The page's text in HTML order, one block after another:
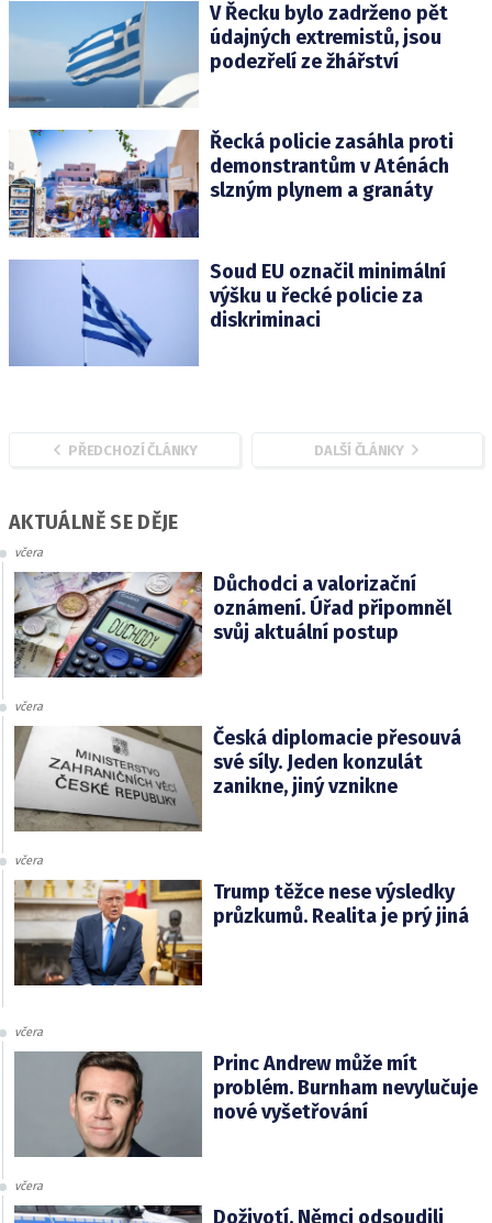
V Řecku bylo zadrženo pět
údajných extremistů, jsou
podezřelí ze žhářství
Řecká policie zasáhla proti
demonstrantům v Aténách
slzným plynem a granáty
Soud EU označil minimální
výšku u řecké policie za
diskriminaci
PŘEDCHOZÍ ČLÁNKY DALŠÍ ČLÁNKY
AKTUÁLNĚ SE DĚJE
včera
Důchodci a valorizační
oznámení. Úřad připomněl
svůj aktuální postup
včera
Česká diplomacie přesouvá
své síly. Jeden konzulát
zanikne, jiný vznikne
včera
Trump těžce nese výsledky
průzkumů. Realita je prý jiná
včera
Princ Andrew může mít
problém. Burnham nevylučuje
nové vyšetřování
včera
Doživotí. Němci odsoudili